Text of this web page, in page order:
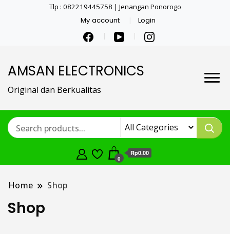
Tlp : 082219445758 | Jenangan Ponorogo
My account Login
AMSAN ELECTRONICS
Original dan Berkualitas
0
Rp0.00
Home Shop
Shop